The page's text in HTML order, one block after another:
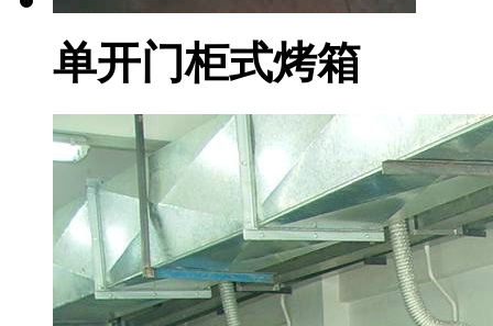
单开门柜式烤箱